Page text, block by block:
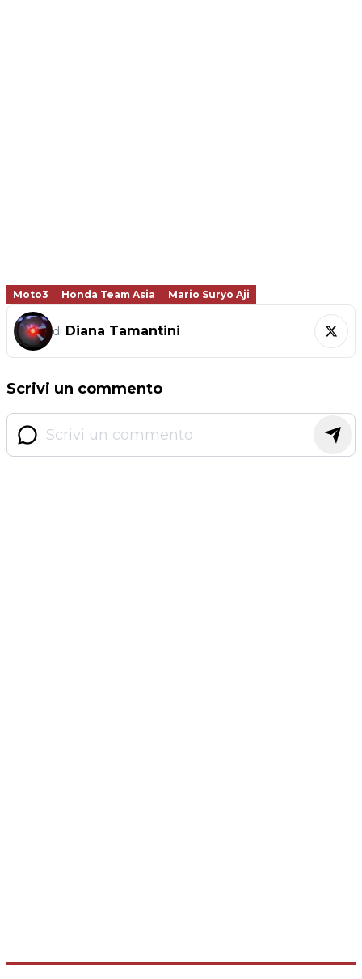
Moto3 Honda Team Asia Mario Suryo Aji
di Diana Tamantini
Scrivi un commento